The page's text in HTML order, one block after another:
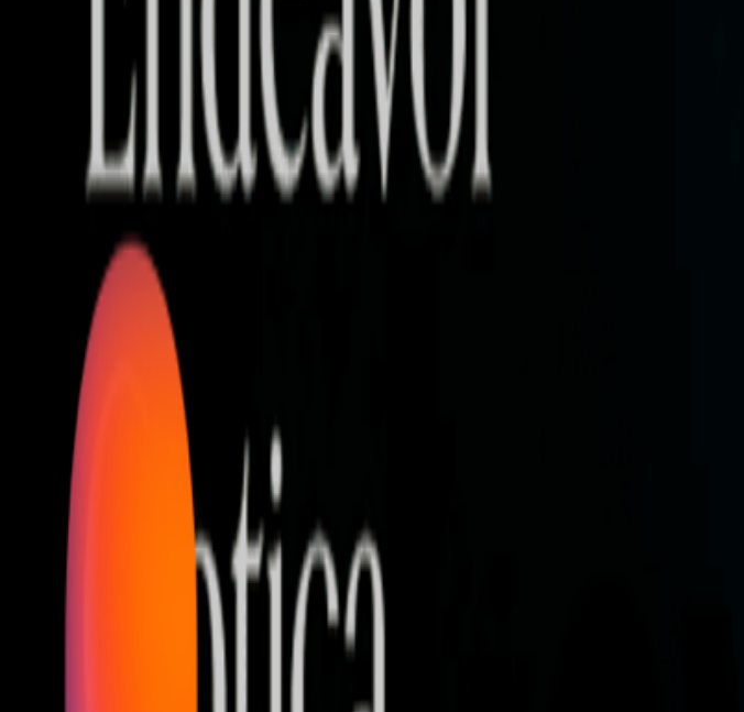
Who we are
AT PARTNERSが提供するファンド・オブ・ファンズを活用した
オープンイノベーション活動のフロー
詳しく見る
AT PARTNERS3つの強み